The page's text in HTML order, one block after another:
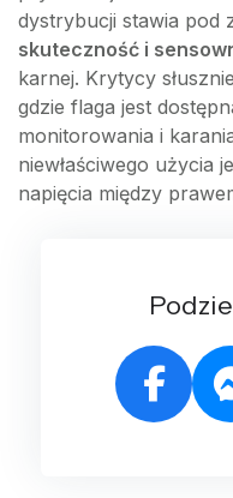
dystrybucji stawia pod
skuteczność i
karnej. Krytycy
gdzie flaga jest
monitorowania i
niewłaściwego użycia
napięcia między